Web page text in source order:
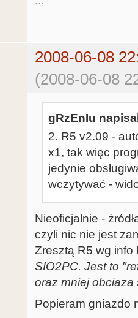
2008-06-08
(2008-06-08
gRzEnIu
2. R5 v2.09 -
x1, tak więc
jedynie
wczytywać -
Nieoficjalnie -
czyli nic nie jest
Zresztą R5 wg
SIO2PC. Jest to
oraz mniej obciaza
Popieram gniazdo